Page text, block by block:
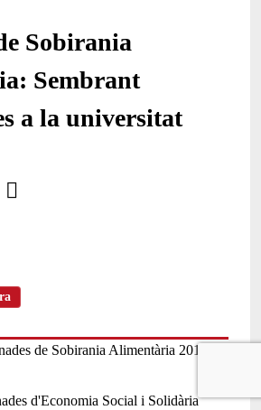
Sobirania
Sembrant
a la universitat